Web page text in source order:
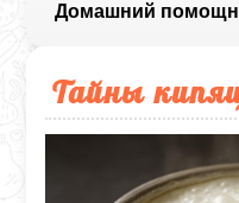
Домашний
Тайны